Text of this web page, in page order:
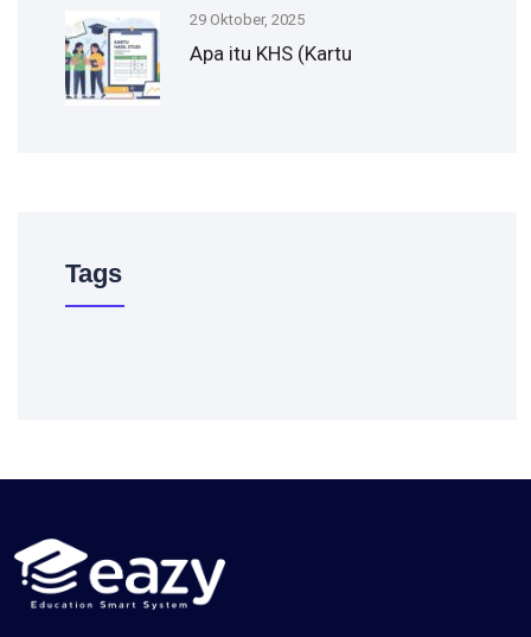
29 Oktober, 2025
Apa itu KHS (Kartu
Tags